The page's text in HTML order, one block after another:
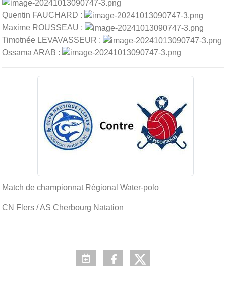
Quentin FAUCHARD :
Maxime ROUSSEAU :
Timotnée LEVAVASSEUR :
Ossama ARAB :
Match de championnat Régional Water-polo
CN Flers / AS Cherbourg Natation